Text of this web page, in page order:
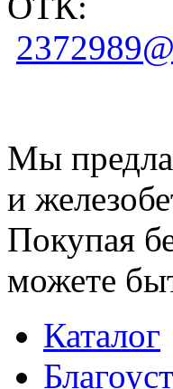
Мы
и
Покупая
можете
Каталог